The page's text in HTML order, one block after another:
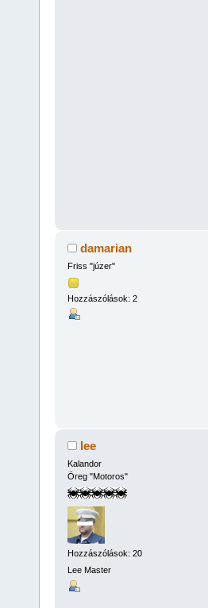
damarian
Friss "júzer"
Hozzászólások: 2
lee
Kalandor
Öreg "Motoros"
Hozzászólások: 20
Lee Master